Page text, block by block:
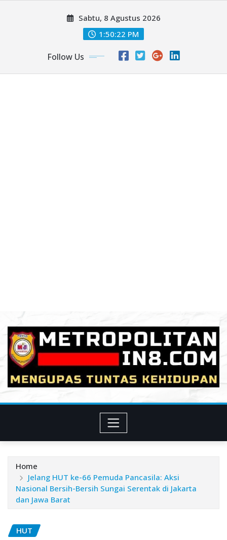
Sabtu, 8 Agustus 2026
1:50:23 PM
Follow Us
Home
Jelang HUT ke-66 Pemuda Pancasila: Aksi
Nasional Bersih-Bersih Sungai Serentak di Jakarta
dan Jawa Barat
HUT